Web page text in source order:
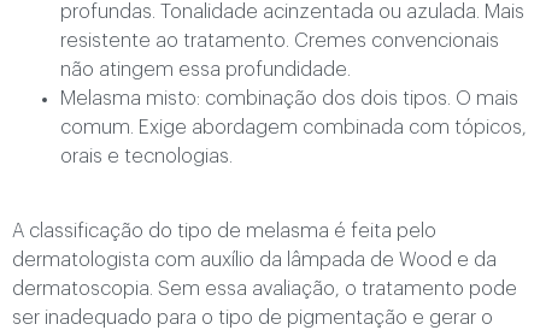
profundas. Tonalidade acinzentada ou azulada. Mais
resistente ao tratamento. Cremes convencionais
não atingem essa profundidade.
Melasma misto: combinação dos dois tipos. O mais
comum. Exige abordagem combinada com tópicos,
orais e tecnologias.
A classificação do tipo de melasma é feita pelo
dermatologista com auxílio da lâmpada de Wood e da
dermatoscopia. Sem essa avaliação, o tratamento pode
ser inadequado para o tipo de pigmentação e gerar o